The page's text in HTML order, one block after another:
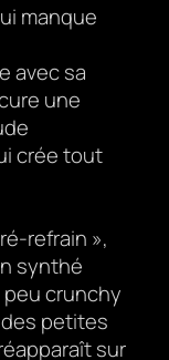
manque
avec sa
une
crée tout
refrain »,
synthé
crunchy
petites
sur